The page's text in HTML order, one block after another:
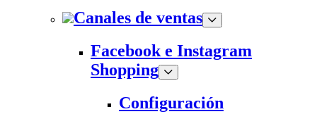
Canales de ventas
Facebook e Instagram
Shopping
Configuración